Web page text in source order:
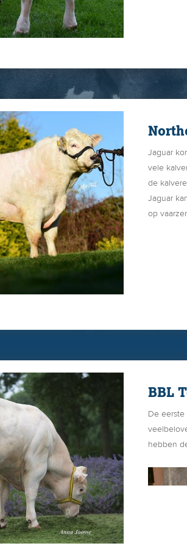
Poetin
Jaguar
vele
de
Jaguar
op
BBL
De
hebben